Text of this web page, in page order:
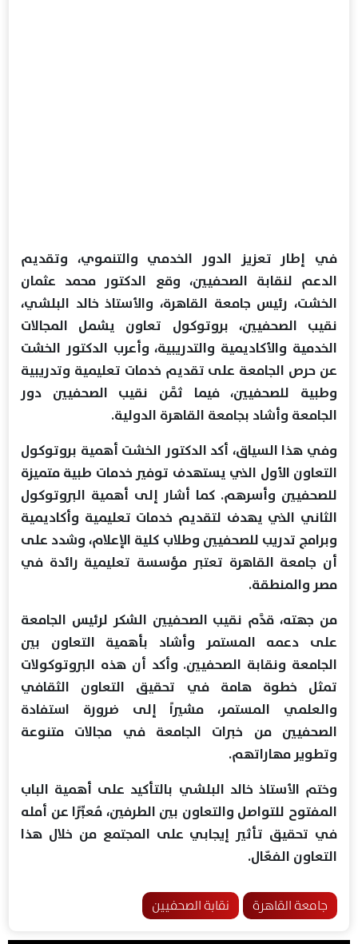
في إطار تعزيز الدور الخدمي والتنموي، وتقديم
الدعم لنقابة الصحفيين، وقع الدكتور محمد عثمان
الخشت، رئيس جامعة القاهرة، والأستاذ خالد البلشي،
نقيب الصحفيين، بروتوكول تعاون يشمل المجالات
الخدمية والأكاديمية والتدريبية، وأعرب الدكتور الخشت
عن حرص الجامعة على تقديم خدمات تعليمية وتدريبية
وطبية للصحفيين، فيما ثمَّن نقيب الصحفيين دور
الجامعة وأشاد بجامعة القاهرة الدولية.
وفي هذا السياق، أكد الدكتور الخشت أهمية بروتوكول
التعاون الأول الذي يستهدف توفير خدمات طبية متميزة
للصحفيين وأسرهم. كما أشار إلى أهمية البروتوكول
الثاني الذي يهدف لتقديم خدمات تعليمية وأكاديمية
وبرامج تدريب للصحفيين وطلاب كلية الإعلام، وشدد على
أن جامعة القاهرة تعتبر مؤسسة تعليمية رائدة في
مصر والمنطقة.
من جهته، قدَّم نقيب الصحفيين الشكر لرئيس الجامعة
على دعمه المستمر وأشاد بأهمية التعاون بين
الجامعة ونقابة الصحفيين. وأكد أن هذه البروتوكولات
تمثل خطوة هامة في تحقيق التعاون الثقافي
والعلمي المستمر، مشيراً إلى ضرورة استفادة
الصحفيين من خبرات الجامعة في مجالات متنوعة
وتطوير مهاراتهم.
وختم الأستاذ خالد البلشي بالتأكيد على أهمية الباب
المفتوح للتواصل والتعاون بين الطرفين، مُعبِّرًا عن أمله
في تحقيق تأثير إيجابي على المجتمع من خلال هذا
التعاون الفعّال.
جامعة القاهرة نقابة الصحفيين